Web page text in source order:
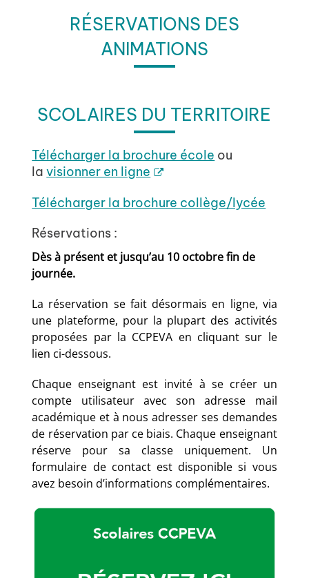
RÉSERVATIONS DES
ANIMATIONS
SCOLAIRES DU TERRITOIRE
Télécharger la brochure école ou
lavisionner en ligne
Télécharger la brochure collège/lycée
Réservations :
Dès à présent et jusqu’au 10 octobre fin de
journée.
La réservation se fait désormais en ligne, via
une plateforme, pour la plupart des activités
proposées par la CCPEVA en cliquant sur le
lien ci-dessous.
Chaque enseignant est invité à se créer un
compte utilisateur avec son adresse mail
académique et à nous adresser ses demandes
de réservation par ce biais. Chaque enseignant
réserve pour sa classe uniquement. Un
formulaire de contact est disponible si vous
avez besoin d’informations complémentaires.